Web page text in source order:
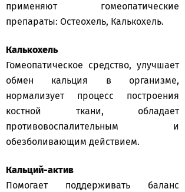
применяют гомеопатические
препараты: Остеохель, Калькохель.
Калькохель
Гомеопатическое средство, улучшает
обмен кальция в организме,
нормализует процесс построения
костной ткани, обладает
противовоспалительным и
обезболивающим действием.
Кальций-актив
Помогает поддерживать баланс